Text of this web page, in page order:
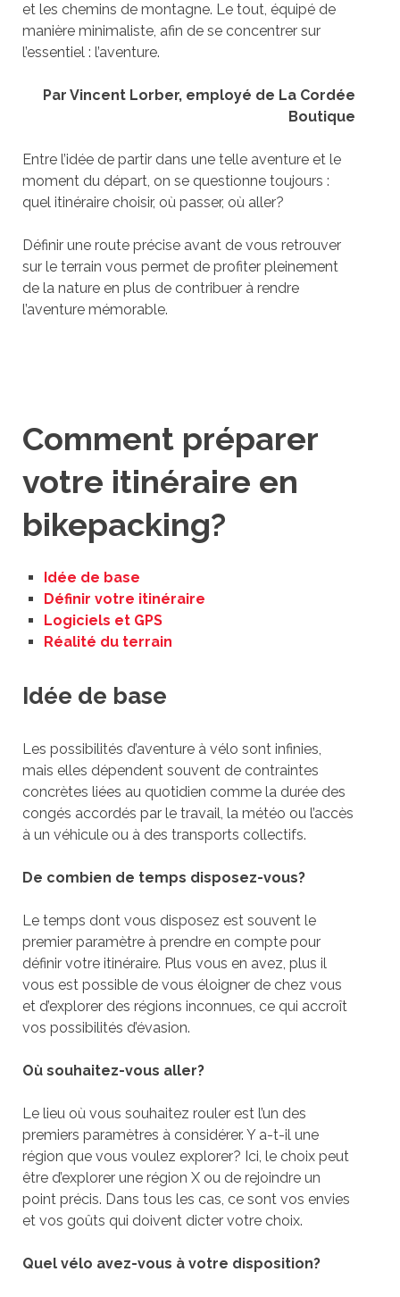
et les chemins de montagne. Le tout, équipé de
manière minimaliste, afin de se concentrer sur
l’essentiel : l’aventure.
Par Vincent Lorber, employé de La Cordée
Boutique
Entre l’idée de partir dans une telle aventure et le
moment du départ, on se questionne toujours :
quel itinéraire choisir, où passer, où aller?
Définir une route précise avant de vous retrouver
sur le terrain vous permet de profiter pleinement
de la nature en plus de contribuer à rendre
l’aventure mémorable.
Comment préparer
votre itinéraire en
bikepacking?
Idée de base
Définir votre itinéraire
Logiciels et GPS
Réalité du terrain
Idée de base
Les possibilités d’aventure à vélo sont infinies,
mais elles dépendent souvent de contraintes
concrètes liées au quotidien comme la durée des
congés accordés par le travail, la météo ou l’accès
à un véhicule ou à des transports collectifs.
De combien de temps disposez-vous?
Le temps dont vous disposez est souvent le
premier paramètre à prendre en compte pour
définir votre itinéraire. Plus vous en avez, plus il
vous est possible de vous éloigner de chez vous
et d’explorer des régions inconnues, ce qui accroît
vos possibilités d’évasion.
Où souhaitez-vous aller?
Le lieu où vous souhaitez rouler est l’un des
premiers paramètres à considérer. Y a-t-il une
région que vous voulez explorer? Ici, le choix peut
être d’explorer une région X ou de rejoindre un
point précis. Dans tous les cas, ce sont vos envies
et vos goûts qui doivent dicter votre choix.
Quel vélo avez-vous à votre disposition?